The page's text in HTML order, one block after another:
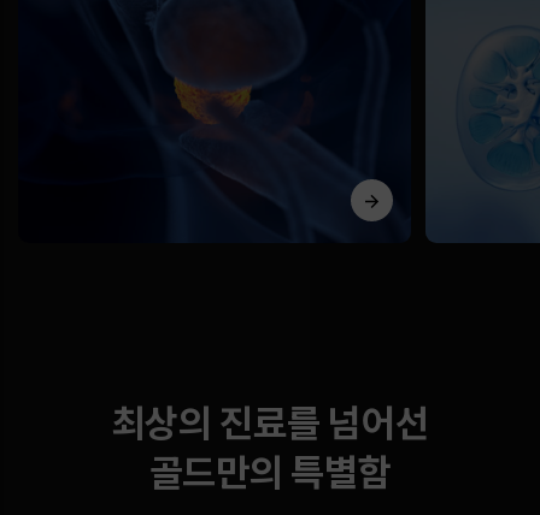
최상의 진료를 넘어선
골드만의 특별함